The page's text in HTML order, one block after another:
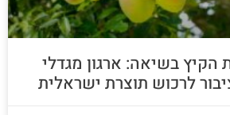
הקיץ בשיאה: ארגון מגדלי
לרכוש תוצרת ישראלית